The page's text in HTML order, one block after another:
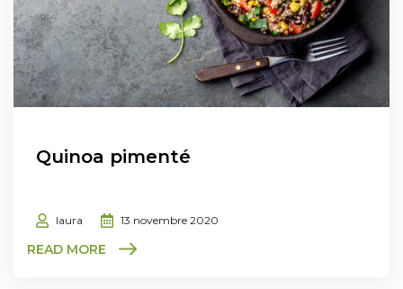
Quinoa pimenté
laura 13 novembre 2020
READ MORE